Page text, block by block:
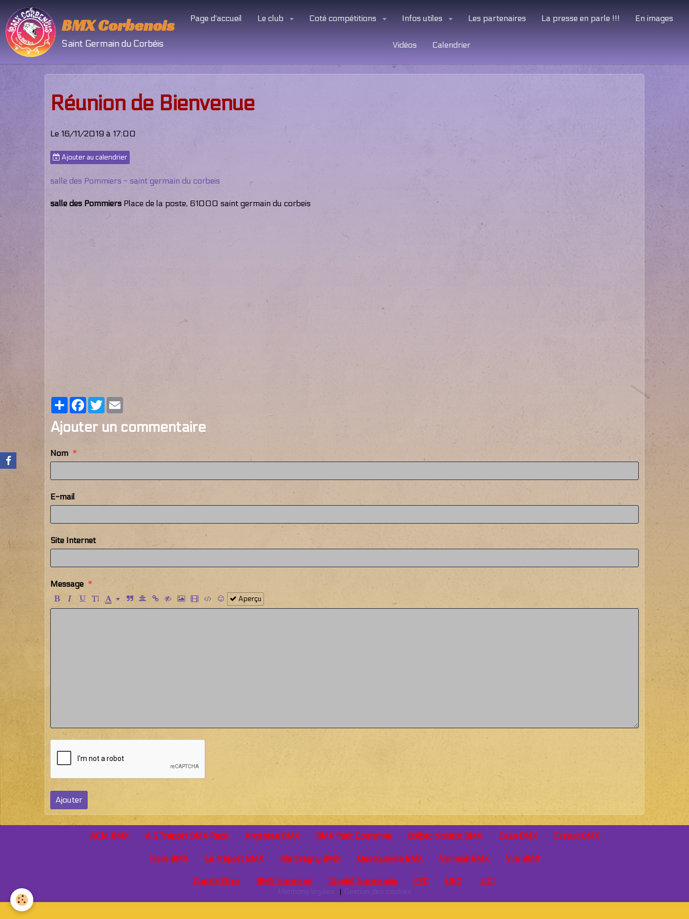
BMX Corbenois
Saint Germain du Corbéis
Page d'accueil Le club Coté compétitions Infos utiles Les partenaires La presse en parle !!! En images
Vidéos Calendrier
Réunion de Bienvenue
Le 16/11/2019 à 17:00
Ajouter au calendrier
salle des Pommiers - saint germain du corbeis
salle des Pommiers Place de la poste, 61000 saint germain du corbeis
PartagerFacebook
Twitter
Ajouter un commentaire
Nom
E-mail
Site Internet
Message
Aperçu
Ajouter
ACM BMX A.S Tréport BMX Race Argentan BMX BMX Petit Couronne Bolbec Nointot BMX Caen BMX Evreux BMX
Flers BMX Le Tréport BMX Martragny BMX Querqueville BMX Verneuil BMX Vire BMX
Comité Orne BMX Normand Comité Normandie FFC UEC UCI
Mentions légales Gestion des cookies